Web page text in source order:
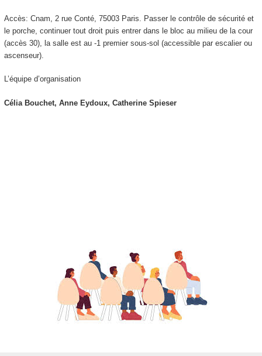
Accès: Cnam, 2 rue Conté, 75003 Paris. Passer le contrôle de sécurité et
le porche, continuer tout droit puis entrer dans le bloc au milieu de la cour
(accès 30), la salle est au -1 premier sous-sol (accessible par escalier ou
ascenseur).
L’équipe d’organisation
Célia Bouchet, Anne Eydoux, Catherine Spieser